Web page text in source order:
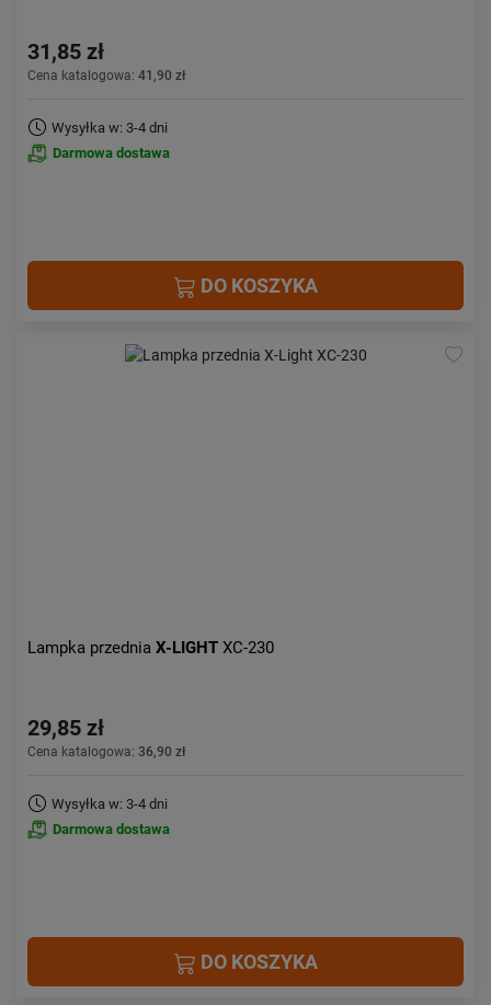
31,85 zł
Cena katalogowa: 41,90 zł
Wysyłka w: 3-4 dni
Darmowa dostawa
DO KOSZYKA
Lampka przednia X-LIGHT XC-230
29,85 zł
Cena katalogowa: 36,90 zł
Wysyłka w: 3-4 dni
Darmowa dostawa
DO KOSZYKA